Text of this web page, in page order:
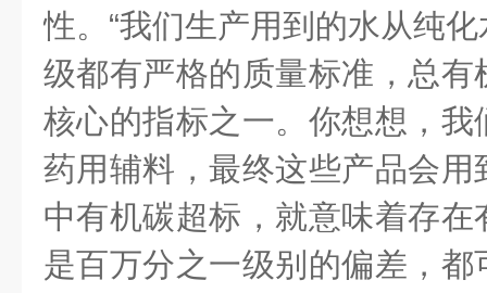
性。“我们生产用到的水从纯
级都有严格的质量标准，总
核心的指标之一。你想想，
药用辅料，最终这些产品会
中有机碳超标，就意味着存
是百万分之一级别的偏差，